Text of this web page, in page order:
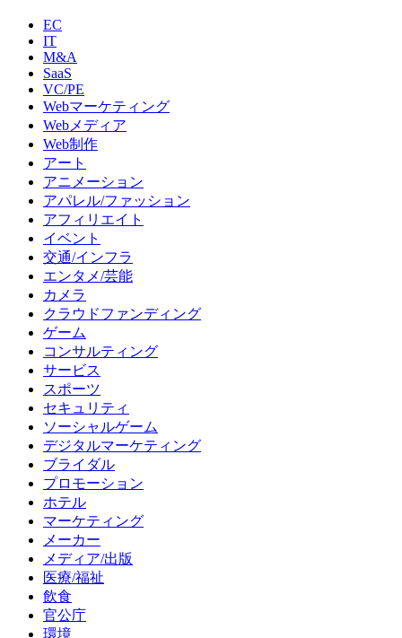
EC
IT
M&A
SaaS
VC/PE
Webマーケティング
Webメディア
Web制作
アート
アニメーション
アパレル/ファッション
アフィリエイト
イベント
交通/インフラ
エンタメ/芸能
カメラ
クラウドファンディング
ゲーム
コンサルティング
サービス
スポーツ
セキュリティ
ソーシャルゲーム
デジタルマーケティング
ブライダル
プロモーション
ホテル
マーケティング
メーカー
メディア/出版
医療/福祉
飲食
官公庁
環境